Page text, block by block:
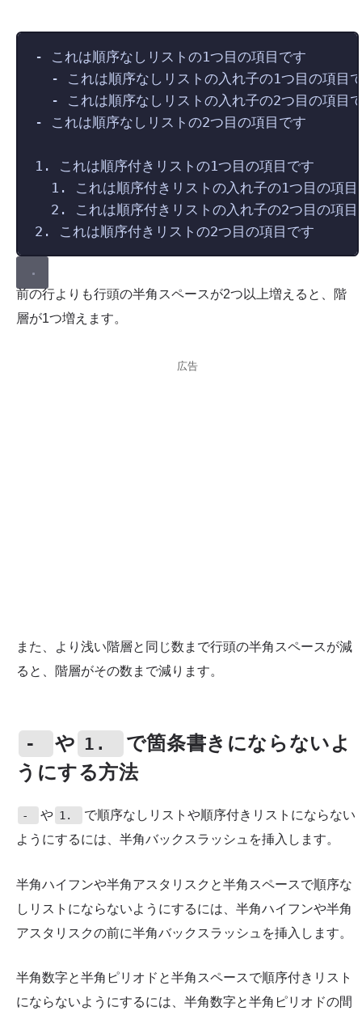
-
これは順序なしリストの1つ目の項目です
-
これは順序なしリストの入れ子の1つ目の項目
-
これは順序なしリストの入れ子の2つ目の項目
-
これは順序なしリストの2つ目の項目です
1.
これは順序付きリストの1つ目の項目です
1.
これは順序付きリストの入れ子の1つ目の項目
2.
これは順序付きリストの入れ子の2つ目の項目
2.
これは順序付きリストの2つ目の項目です
前の行よりも行頭の半角スペースが2つ以上増えると、階
層が1つ増えます。
広告
また、より浅い階層と同じ数まで行頭の半角スペースが減
ると、階層がその数まで減ります。
- や 1.
で箇条書きにならないよ
うにする方法
- や 1.
で順序なしリストや順序付きリストにならない
ようにするには、半角バックスラッシュを挿入します。
半角ハイフンや半角アスタリスクと半角スペースで順序な
しリストにならないようにするには、半角ハイフンや半角
アスタリスクの前に半角バックスラッシュを挿入します。
半角数字と半角ピリオドと半角スペースで順序付きリスト
にならないようにするには、半角数字と半角ピリオドの間